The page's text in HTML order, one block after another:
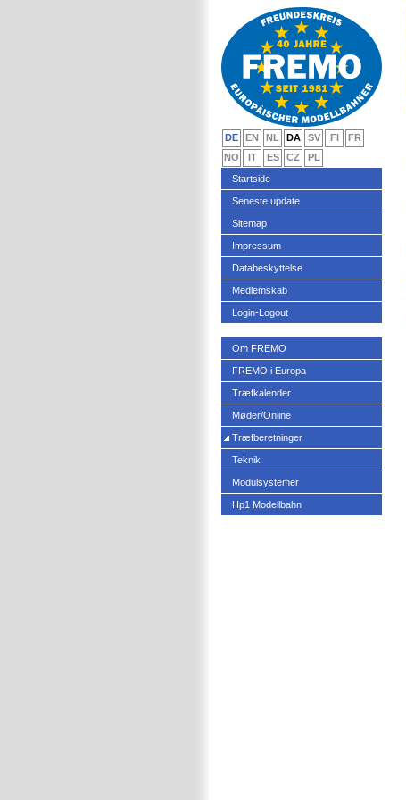
DE EN NL DA SV FI
FR
NO
IT ES CZ
PL
Startside
Seneste update
Sitemap
Impressum
Databeskyttelse
Medlemskab
Login-Logout
Om FREMO
FREMO i Europa
Træfkalender
Møder/Online
Træfberetninger
Teknik
Modulsystemer
Hp1 Modellbahn